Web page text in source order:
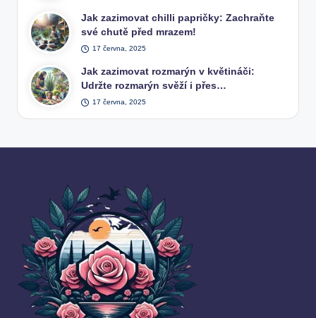
Jak zazimovat chilli papričky: Zachraňte
své chutě před mrazem!
17 června, 2025
Jak zazimovat rozmarýn v květináči:
Udržte rozmarýn svěží i přes…
17 června, 2025